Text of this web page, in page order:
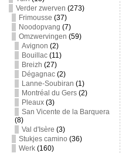
Verder zwerven (273)
Frimousse (37)
Noodopvang (7)
Omzwervingen (59)
Avignon (2)
Bouillac(11)
Breizh (27)
Dégagnac(2)
Lanne-Soubiran (1)
Montréal du Gers(2)
Pleaux(3)
San Vicente de la Barquera
(8)
Val d'Isère (3)
Stukjes camino (36)
Werk(160)